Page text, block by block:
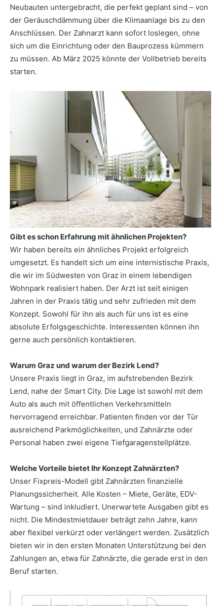
Neubauten untergebracht, die perfekt geplant sind – von
der Geräuschdämmung über die Klimaanlage bis zu den
Anschlüssen. Der Zahnarzt kann sofort loslegen, ohne
sich um die Einrichtung oder den Bauprozess kümmern
zu müssen. Ab März 2025 könnte der Vollbetrieb bereits
starten.
Gibt es schon Erfahrung mit ähnlichen Projekten?
Wir haben bereits ein ähnliches Projekt erfolgreich
umgesetzt. Es handelt sich um eine internistische Praxis,
die wir im Südwesten von Graz in einem lebendigen
Wohnpark realisiert haben. Der Arzt ist seit einigen
Jahren in der Praxis tätig und sehr zufrieden mit dem
Konzept. Sowohl für ihn als auch für uns ist es eine
absolute Erfolgsgeschichte. Interessenten können ihn
gerne auch persönlich kontaktieren.
Warum Graz und warum der Bezirk Lend?
Unsere Praxis liegt in Graz, im aufstrebenden Bezirk
Lend, nahe der Smart City. Die Lage ist sowohl mit dem
Auto als auch mit öffentlichen Verkehrsmitteln
hervorragend erreichbar. Patienten finden vor der Tür
ausreichend Parkmöglichkeiten, und Zahnärzte oder
Personal haben zwei eigene Tiefgaragenstellplätze.
Welche Vorteile bietet Ihr Konzept Zahnärzten?
Unser Fixpreis-Modell gibt Zahnärzten finanzielle
Planungssicherheit. Alle Kosten – Miete, Geräte, EDV-
Wartung – sind inkludiert. Unerwartete Ausgaben gibt es
nicht. Die Mindestmietdauer beträgt zehn Jahre, kann
aber flexibel verkürzt oder verlängert werden. Zusätzlich
bieten wir in den ersten Monaten Unterstützung bei den
Zahlungen an, etwa für Zahnärzte, die gerade erst in den
Beruf starten.